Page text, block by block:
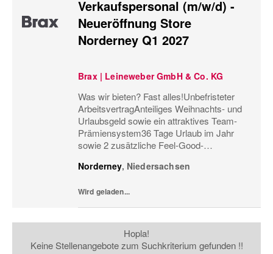
Verkaufspersonal (m/w/d) -
Neueröffnung Store
Norderney Q1 2027
Brax | Leineweber GmbH & Co. KG
Was wir bieten? Fast alles!Unbefristeter
ArbeitsvertragAnteiliges Weihnachts- und
Urlaubsgeld sowie ein attraktives Team-
Prämiensystem36 Tage Urlaub im Jahr
sowie 2 zusätzliche Feel-Good-
Personaleinsatzplanung und eine
zu 60%...
Norderney, Niedersachsen
Wird geladen...
Hopla!
Keine Stellenangebote zum Suchkriterium gefunden !!